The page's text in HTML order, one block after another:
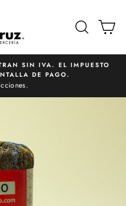
SIN IVA. EL IMPUESTO
DE PAGO.